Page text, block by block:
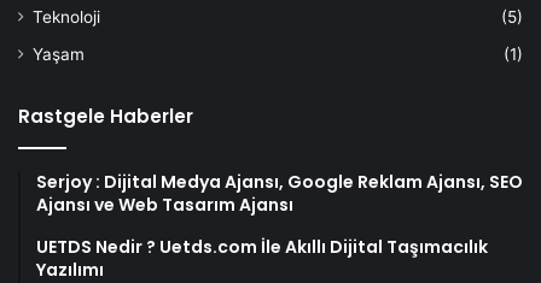
Teknoloji
(5)
Yaşam
(1)
Rastgele Haberler
Serjoy : Dijital Medya Ajansı, Google Reklam Ajansı, SEO
Ajansı ve Web Tasarım Ajansı
UETDS Nedir ? Uetds.com İle Akıllı Dijital Taşımacılık
Yazılımı